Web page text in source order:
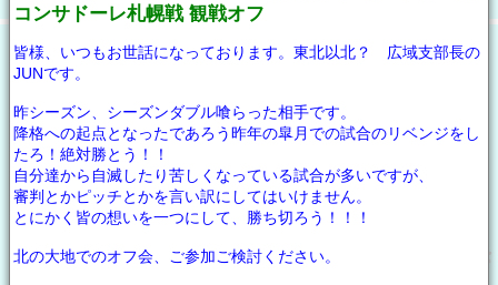
コンサドーレ札幌戦 観戦オフ
皆様、いつもお世話になっております。東北以北？ 広域支部長の
JUNです。
昨シーズン、シーズンダブル喰らった相手です。
降格への起点となったであろう昨年の皐月での試合のリベンジをし
たろ！絶対勝とう！！
自分達から自滅したり苦しくなっている試合が多いですが、
審判とかピッチとかを言い訳にしてはいけません。
とにかく皆の想いを一つにして、勝ち切ろう！！！
北の大地でのオフ会、ご参加ご検討ください。